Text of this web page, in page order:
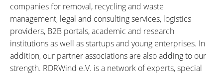
companies for removal, recycling and waste
management, legal and consulting services, logistics
providers, B2B portals, academic and research
institutions as well as startups and young enterprises. In
addition, our partner associations are also adding to our
strength. RDRWind e.V. is a network of experts, special